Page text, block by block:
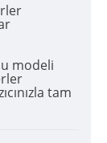
modeli
tam